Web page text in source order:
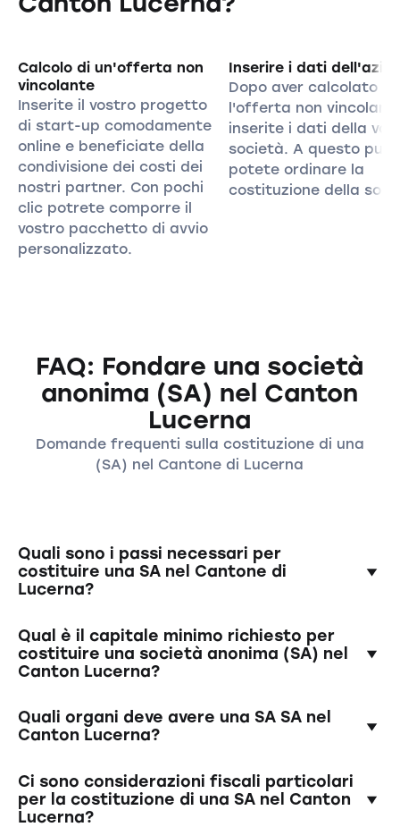
Calcolo di un'offerta non
vincolante
Inserite il vostro progetto
di start-up comodamente
online e beneficiate della
condivisione dei costi dei
nostri partner. Con pochi
clic potrete comporre il
vostro pacchetto di avvio
personalizzato.
Inserire i dati
Dopo aver calcolato
l'offerta non
inserite i dati della
società. A questo
potete ordinare la
costituzione della
FAQ: Fondare una società
anonima (SA) nel Canton
Lucerna
Domande frequenti sulla costituzione di una
(SA) nel Cantone di Lucerna
Quali sono i passi necessari per
costituire una SA nel Cantone di
Lucerna?
La costituzione di una SA richiede la stesura di
un contratto di costituzione, il versamento del
capitale minimo su un conto per il versamento
(ad esempio il consiglio di amministrazione) e
l'iscrizione nel registro delle imprese.
Qual è il capitale minimo richiesto per
costituire una società anonima (SA) nel
Canton Lucerna?
Il capitale minimo è di 100.000 franchi svizzeri.
Almeno la metà deve essere versata al
Quali organi deve avere una SA SA nel
Canton Lucerna?
Una SA deve avere un consiglio di
amministrazione e un consiglio di gestione. Nel
caso delle società unipersonali per azioni, una
Ci sono considerazioni fiscali particolari
per la costituzione di una SA nel Canton
Lucerna?